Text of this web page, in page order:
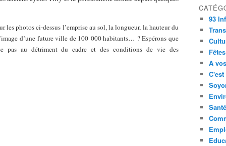
les photos ci-dessus l’emprise au sol, la longueur, la hauteur du
d’une future ville de 100 000 habitants… ? Espérons que
pas au détriment du cadre et des conditions de vie des
93
A
Santé